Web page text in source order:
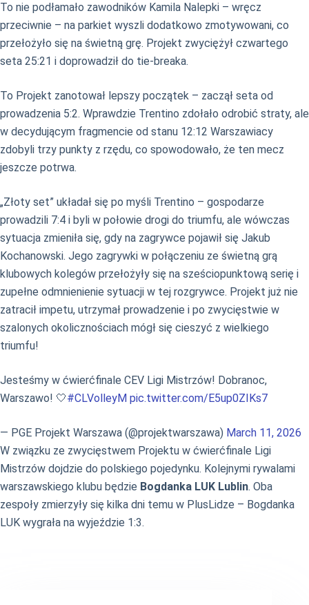
To nie podłamało zawodników Kamila Nalepki – wręcz
przeciwnie – na parkiet wyszli dodatkowo zmotywowani, co
przełożyło się na świetną grę. Projekt zwyciężył czwartego
seta 25:21 i doprowadził do tie-breaka.
To Projekt zanotował lepszy początek – zaczął seta od
prowadzenia 5:2. Wprawdzie Trentino zdołało odrobić straty, ale
w decydującym fragmencie od stanu 12:12 Warszawiacy
zdobyli trzy punkty z rzędu, co spowodowało, że ten mecz
jeszcze potrwa.
„Złoty set” układał się po myśli Trentino – gospodarze
prowadzili 7:4 i byli w połowie drogi do triumfu, ale wówczas
sytuacja zmieniła się, gdy na zagrywce pojawił się Jakub
Kochanowski. Jego zagrywki w połączeniu ze świetną grą
klubowych kolegów przełożyły się na sześciopunktową serię i
zupełne odmnienienie sytuacji w tej rozgrywce. Projekt już nie
zatracił impetu, utrzymał prowadzenie i po zwycięstwie w
szalonych okolicznościach mógł się cieszyć z wielkiego
triumfu!
Jesteśmy w ćwierćfinale CEV Ligi Mistrzów! Dobranoc,
Warszawo! 🤍#CLVolleyM pic.twitter.com/E5up0ZIKs7
— PGE Projekt Warszawa (@projektwarszawa) March 11, 2026
W związku ze zwycięstwem Projektu w ćwierćfinale Ligi
Mistrzów dojdzie do polskiego pojedynku. Kolejnymi rywalami
warszawskiego klubu będzie Bogdanka LUK Lublin. Oba
zespoły zmierzyły się kilka dni temu w PlusLidze – Bogdanka
LUK wygrała na wyjeździe 1:3.